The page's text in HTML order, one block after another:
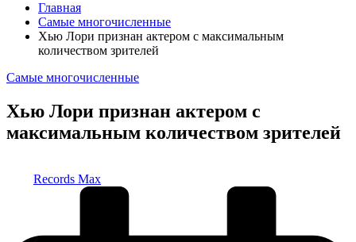
Главная
Самые многочисленные
Хью Лори признан актером с максимальным
количеством зрителей
Опубликовано
Самые многочисленные
Хью Лори признан актером с
максимальным количеством зрителей
Records Max